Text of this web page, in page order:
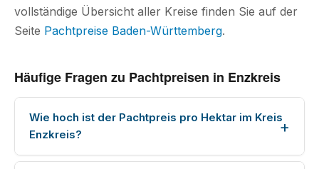
vollständige Übersicht aller Kreise finden Sie auf der
Seite Pachtpreise Baden-Württemberg.
Häufige Fragen zu Pachtpreisen in Enzkreis
Wie hoch ist der Pachtpreis pro Hektar im Kreis
Enzkreis?